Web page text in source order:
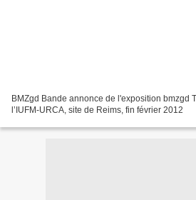
BMZgd Bande annonce de l'exposition bmzgd
l’IUFM-URCA, site de Reims, fin février 2012